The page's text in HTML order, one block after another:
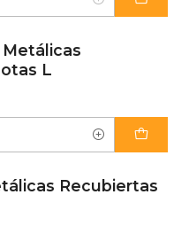
L
Recubiertas